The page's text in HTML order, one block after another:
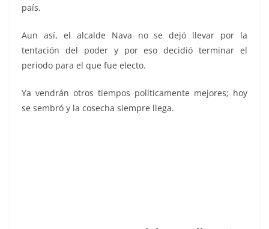
país.
Aun así, el alcalde Nava no se dejó llevar por la
tentación del poder y por eso decidió terminar el
periodo para el que fue electo.
Ya vendrán otros tiempos políticamente mejores; hoy
se sembró y la cosecha siempre llega.